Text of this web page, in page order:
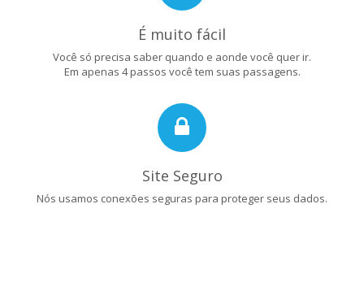
É muito fácil
Você só precisa saber quando e aonde você quer ir.
Em apenas 4 passos você tem suas passagens.
Site Seguro
Nós usamos conexões seguras para proteger seus dados.